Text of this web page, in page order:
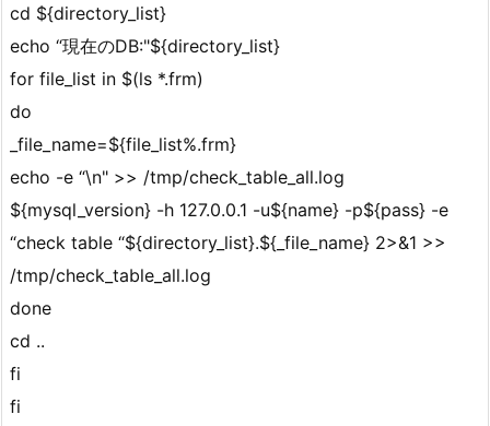
cd ${directory_list}
echo “現在のDB:"${directory_list}
for file_list in $(ls *.frm)
do
_file_name=${file_list%.frm}
echo -e “\n" >> /tmp/check_table_all.log
${mysql_version} -h 127.0.0.1 -u${name} -p${pass} -e
“check table “${directory_list}.${_file_name} 2>&1 >>
/tmp/check_table_all.log
done
cd ..
fi
fi